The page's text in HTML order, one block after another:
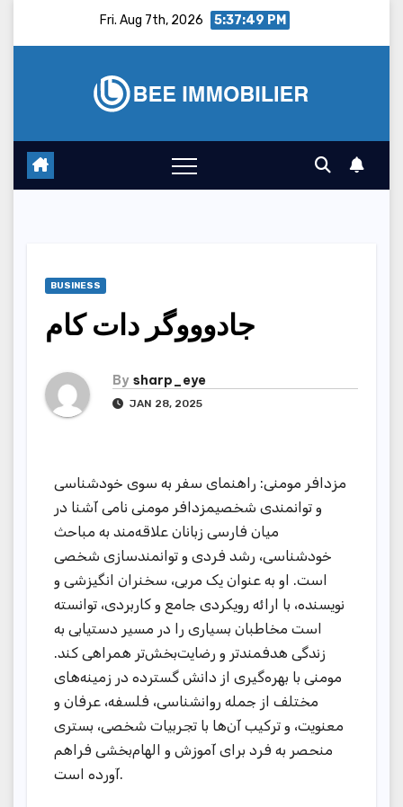
Fri. Aug 7th, 2026 5:37:50 PM
BUSINESS
جادوووگر دات کام
By sharp_eye
JAN 28, 2025
مزدافر مومنی: راهنمای سفر به سوی خودشناسی
و توانمندی شخصیمزدافر مومنی نامی آشنا در
میان فارسی زبانان علاقه‌مند به مباحث
خودشناسی، رشد فردی و توانمندسازی شخصی
است. او به عنوان یک مربی، سخنران انگیزشی و
نویسنده، با ارائه رویکردی جامع و کاربردی، توانسته
است مخاطبان بسیاری را در مسیر دستیابی به
زندگی هدفمندتر و رضایت‌بخش‌تر همراهی کند.
مومنی با بهره‌گیری از دانش گسترده در زمینه‌های
مختلف از جمله روانشناسی، فلسفه، عرفان و
معنویت، و ترکیب آن‌ها با تجربیات شخصی، بستری
منحصر به فرد برای آموزش و الهام‌بخشی فراهم
آورده است.